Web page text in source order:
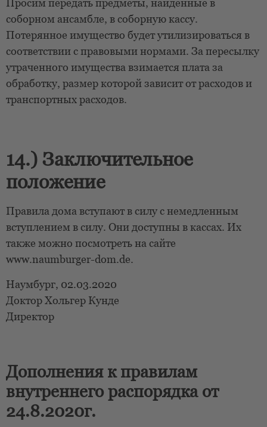
Просим передать предметы, найденные в
соборном ансамбле, в соборную кассу.
Потерянное имущество будет утилизироваться в
соответствии с правовыми нормами. За пересылку
утраченного имущества взимается плата за
обработку, размер которой зависит от расходов и
транспортных расходов.
14.) Заключительное
положение
Правила дома вступают в силу с немедленным
вступлением в силу. Они доступны в кассах. Их
также можно посмотреть на сайте
www.naumburger-dom.de.
Наумбург, 02.03.2020
Доктор Хольгер Кунде
Директор
Дополнения к правилам
внутреннего распорядка от
24.8.2020г.